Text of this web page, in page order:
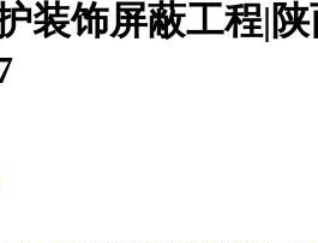
装饰屏蔽工程|